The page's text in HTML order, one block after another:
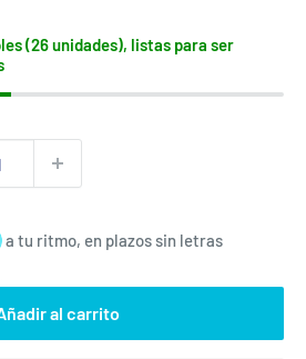
(26 unidades), listas para ser
al carrito